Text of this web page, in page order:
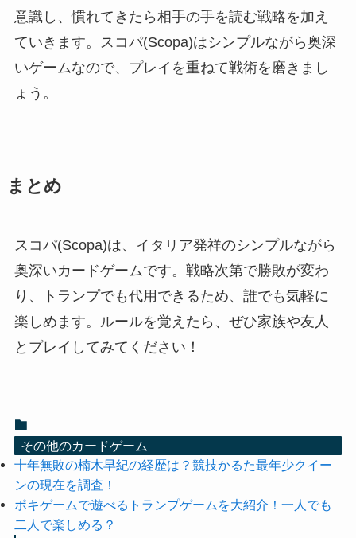
意識し、慣れてきたら相手の手を読む戦略を加え
ていきます。スコパ(Scopa)はシンプルながら奥深
いゲームなので、プレイを重ねて戦術を磨きまし
ょう。
まとめ
スコパ(Scopa)は、イタリア発祥のシンプルながら
奥深いカードゲームです。戦略次第で勝敗が変わ
り、トランプでも代用できるため、誰でも気軽に
楽しめます。ルールを覚えたら、ぜひ家族や友人
とプレイしてみてください！
その他のカードゲーム
十年無敗の楠木早紀の経歴は？競技かるた最年少クイー
ンの現在を調査！
ポキゲームで遊べるトランプゲームを大紹介！一人でも
二人で楽しめる？